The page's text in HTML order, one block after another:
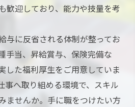
歓迎しており、能力や技量を考
与に反省される体制が整ってお
手当、昇給賞与、保険完備な
した福利厚生をご用意していま
事へ取り組める環境で、スキル
ませんか。手に職をつけたい方